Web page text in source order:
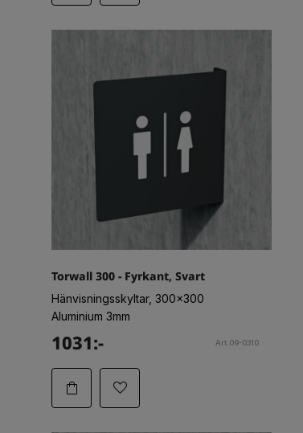
Torwall 300 - Fyrkant, Svart
Hänvisningsskyltar, 300x300
Aluminium 3mm
1031:- Art.09-0310